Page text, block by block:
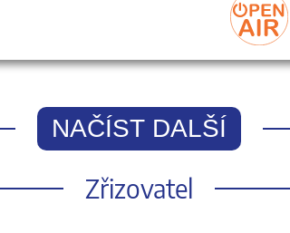
NAČÍST DALŠÍ
Zřizovatel